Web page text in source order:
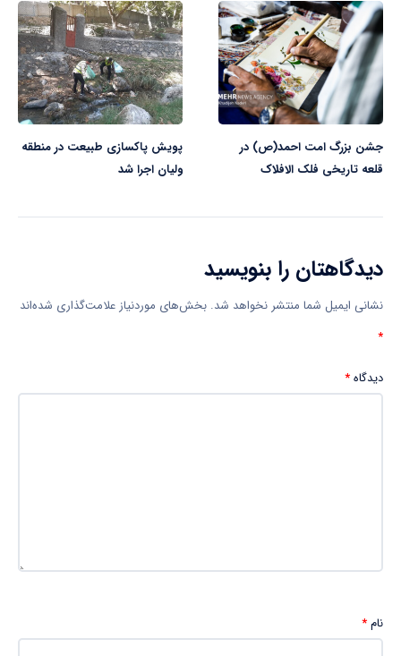
جشن بزرگ امت احمد(ص) در
قلعه تاریخی فلک الافلاک
پویش پاکسازی طبیعت در منطقه
ولیان اجرا شد
دیدگاهتان را بنویسید
نشانی ایمیل شما منتشر نخواهد شد. بخش‌های موردنیاز علامت‌گذاری شده‌اند
*
دیدگاه*
نام*